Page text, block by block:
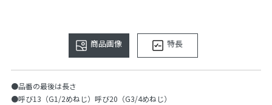
商品画像 特長
●品番の最後は長さ
●呼び13（G1/2めねじ）呼び20（G3/4めねじ）